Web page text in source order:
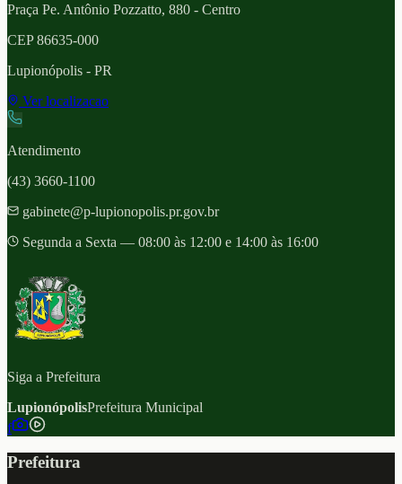
Praça Pe. Antônio Pozzatto, 880 - Centro
CEP86635-000
Lupionópolis - PR
Ver localizacao
Atendimento
(43) 3660-1100
gabinete@p-lupionopolis.pr.gov.br
Segunda a Sexta — 08:00 às 12:00 e 14:00 às 16:00
Siga a Prefeitura
LupionópolisPrefeitura Municipal
f
Prefeitura